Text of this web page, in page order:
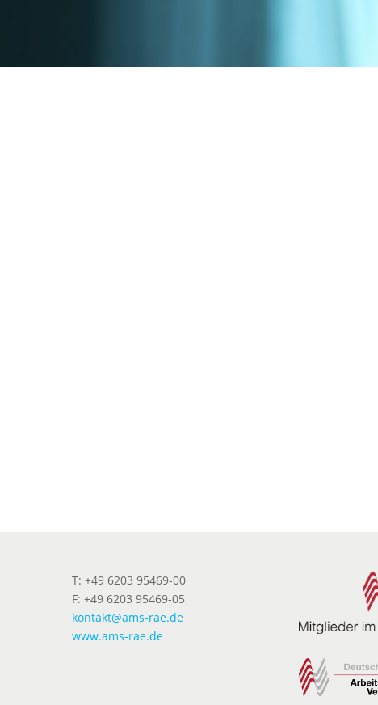
T: +49 6203 95469-00
F: +49 6203 95469-05
kontakt@ams-rae.de
www.ams-rae.de